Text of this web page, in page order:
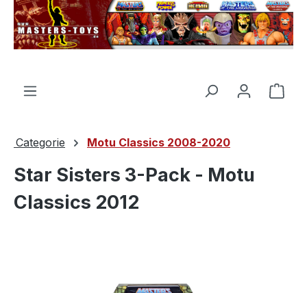
principale
Il
Categorie Motu Classics 2008-2020
Star Sisters 3-Pack - Motu
Classics 2012